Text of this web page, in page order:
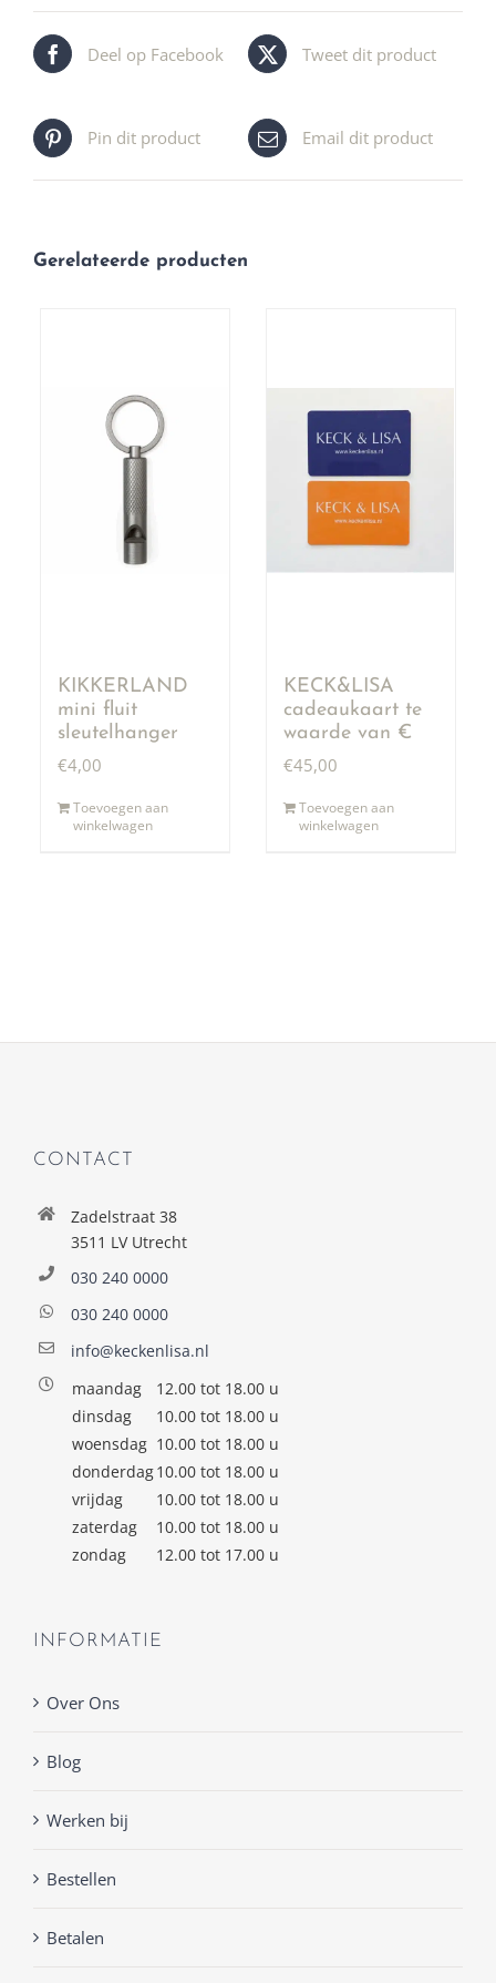
Deel op Facebook Tweet dit product
Pin dit product Email dit product
Gerelateerde producten
KIKKERLAND
mini fluit
sleutelhanger
€4,00
Toevoegen aan
winkelwagen
KECK&LISA
cadeaukaart te
waarde van €
50,00
€45,00
Toevoegen aan
winkelwagen
CONTACT
Zadelstraat 38
3511 LV Utrecht
030 240 0000
030 240 0000
info@keckenlisa.nl
maandag
12.00 tot 18.00 u
dinsdag
10.00 tot 18.00 u
woensdag 10.00 tot 18.00 u
donderdag10.00 tot 18.00 u
vrijdag
10.00 tot 18.00 u
zaterdag
10.00 tot 18.00 u
zondag
12.00 tot 17.00 u
INFORMATIE
Over Ons
Blog
Werken bij
Bestellen
Betalen